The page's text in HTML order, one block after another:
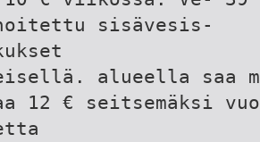
sisävesis-
alueella saa
12 € seitsemäksi